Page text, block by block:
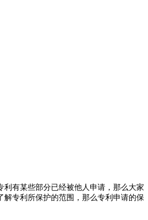
有某些部分已经被他人申请，那么大家
专利所保护的范围，那么专利申请的保